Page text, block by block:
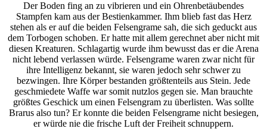
Der Boden fing an zu vibrieren und ein Ohrenbetäubendes
Stampfen kam aus der Bestienkammer. Ihm blieb fast das Herz
stehen als er auf die beiden Felsengrame sah, die sich geduckt aus
dem Torbogen schoben. Er hatte mit allem gerechnet aber nicht mit
diesen Kreaturen. Schlagartig wurde ihm bewusst das er die Arena
nicht lebend verlassen würde. Felsengrame waren zwar nicht für
ihre Intelligenz bekannt, sie waren jedoch sehr schwer zu
bezwingen. Ihre Körper bestanden größtenteils aus Stein. Jede
geschmiedete Waffe war somit nutzlos gegen sie. Man brauchte
größtes Geschick um einen Felsengram zu überlisten. Was sollte
Brarus also tun? Er konnte die beiden Felsengrame nicht besiegen,
er würde nie die frische Luft der Freiheit schnuppern.